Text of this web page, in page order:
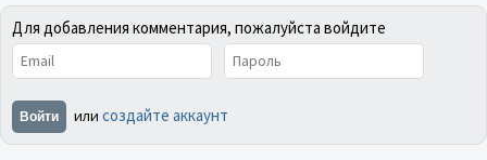
Для добавления комментария, пожалуйста войдите
Войти или создайте аккаунт